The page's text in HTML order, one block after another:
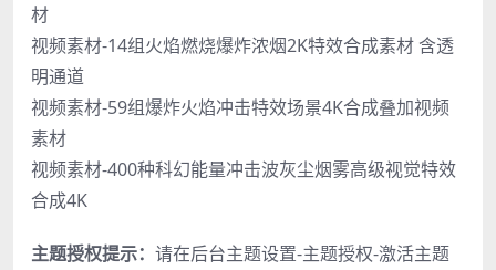
材
视频素材-14组火焰燃烧爆炸浓烟2K特效合成素材 含透
明通道
视频素材-59组爆炸火焰冲击特效场景4K合成叠加视频
素材
视频素材-400种科幻能量冲击波灰尘烟雾高级视觉特效
合成4K
主题授权提示： 请在后台主题设置-主题授权-激活主题